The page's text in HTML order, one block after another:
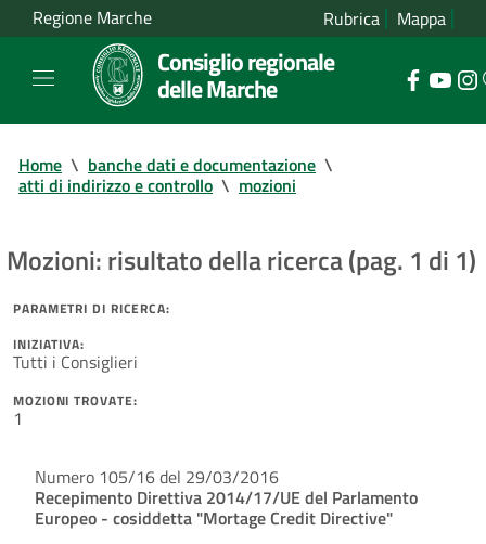
Regione Marche Rubrica Mappa
Consiglio regionale
delle Marche
Home \ banche dati e documentazione \
atti di indirizzo e controllo \ mozioni
Mozioni: risultato della ricerca (pag. 1 di 1)
PARAMETRI DI RICERCA:
INIZIATIVA:
Tutti i Consiglieri
MOZIONI TROVATE:
1
Numero 105/16 del 29/03/2016
Recepimento Direttiva 2014/17/UE del Parlamento
Europeo - cosiddetta "Mortage Credit Directive"